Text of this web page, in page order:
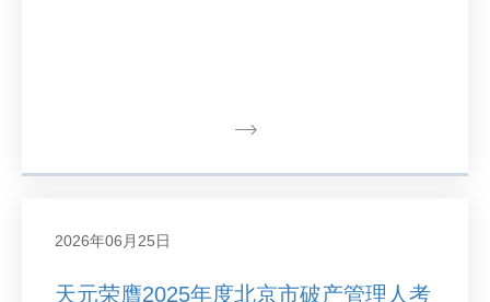
2026年06月25日
天元荣膺2025年度北京市破产管理人考